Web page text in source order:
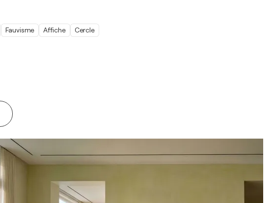
Fauvisme Affiche Cercle